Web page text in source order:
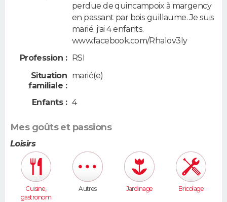
perdue de quincampoix à margency
en passant par bois guillaume. Je suis
marié, j'ai 4 enfants.
www.facebook.com/Rhalov3ly
Profession :
RSI
Situation
familiale :
marié(e)
Enfants : 4
Mes goûts et passions
Loisirs
Cuisine,
gastronom
Autres Jardinage Bricolage